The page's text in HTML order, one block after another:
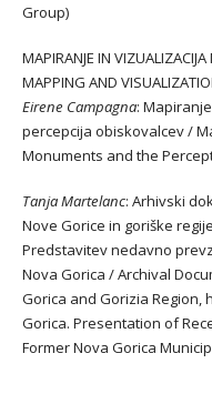
Group)
MAPIRANJE IN
MAPPING AND
Eirene Campagna:
percepcija obiskovalcev /
Monuments and the
Tanja Martelanc: Arhivski
Nove Gorice in goriške
Predstavitev nedavno
Nova Gorica / Archival
Gorica and Gorizia Region,
Gorica. Presentation of
Former Nova Gorica